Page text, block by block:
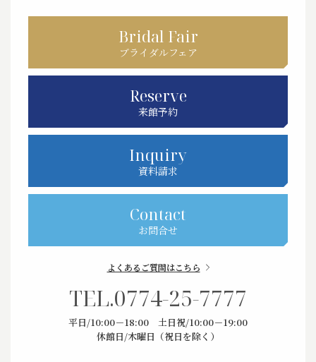
Bridal Fair
ブライダルフェア
Reserve
来館予約
Inquiry
資料請求
Contact
お問合せ
よくあるご質問はこちら
TEL.0774-25-7777
平日/10:00－18:00 土日祝/10:00－19:00
休館日/木曜日（祝日を除く）